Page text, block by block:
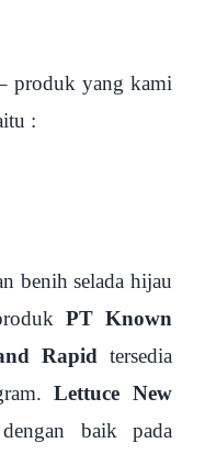
produk yang kami
:
benih selada hijau
PT Known
Rapid tersedia
Lettuce New
baik pada